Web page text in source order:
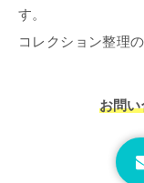
す。
コレクション整理
お問